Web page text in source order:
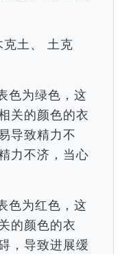
土、 土克
色为绿色，这
关的颜色的衣
导致精力不
力不济，当心
色为红色，这
的颜色的衣
，导致进展缓